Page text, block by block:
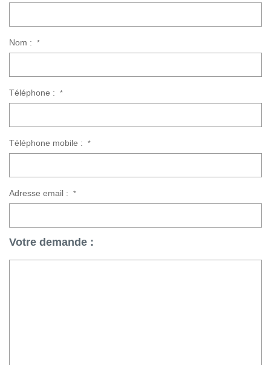
CONTACT
Nom : *
Téléphone : *
Téléphone mobile : *
Adresse email : *
Votre demande :